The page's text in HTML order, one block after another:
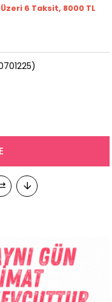
Üzeri 6 Taksit, 8000 TL